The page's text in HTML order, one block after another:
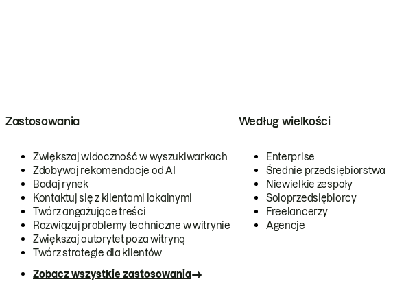
Zastosowania
Zwiększaj widoczność w wyszukiwarkach
Zdobywaj rekomendacje od AI
Badaj rynek
Kontaktuj się z klientami lokalnymi
Twórz angażujące treści
Rozwiązuj problemy techniczne w witrynie
Zwiększaj autorytet poza witryną
Twórz strategie dla klientów
Zobacz wszystkie zastosowania
Według wielkości
Enterprise
Średnie przedsiębiorstwa
Niewielkie zespoły
Soloprzedsiębiorcy
Freelancerzy
Agencje